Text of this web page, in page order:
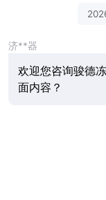
济**器
欢迎您咨询骏德
面内容？